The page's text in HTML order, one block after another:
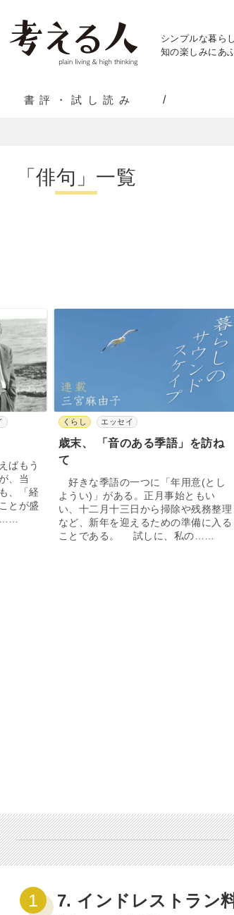
シンプルな暮ら
知の楽しみにあ
書評・試し読み
「俳句」一覧
ばもう
、当
、「経
とが盛
くらし エッセイ
歳末、 「音のある季語」を訪ね
て
好きな季語の一つに「年用意(とし
ようい)」がある。正月事始ともい
い、十二月十三日から掃除や残務整理
など、新年を迎えるための準備に入る
ことである。 試しに、私の……
7. インドレストラン